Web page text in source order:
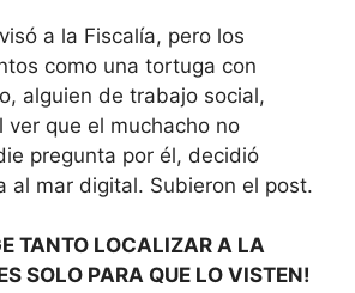
a la Fiscalía, pero los
como una tortuga con
alguien de trabajo social,
ver que el muchacho no
pregunta por él, decidió
al mar digital. Subieron el post.
TANTO LOCALIZAR A LA
SOLO PARA QUE LO VISTEN!